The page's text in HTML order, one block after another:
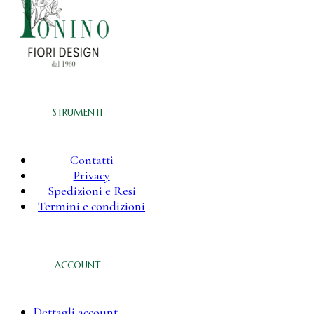
STRUMENTI
Contatti
Privacy
Spedizioni e Resi
Termini e condizioni
ACCOUNT